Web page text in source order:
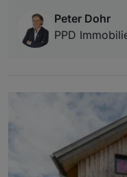
Peter Dohr
PPD